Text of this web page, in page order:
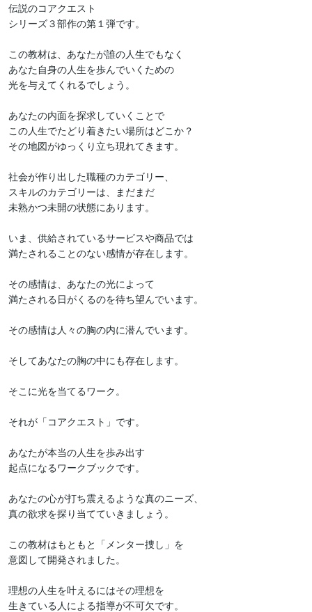
伝説のコアクエスト
シリーズ３部作の第１弾です。
この教材は、あなたが誰の人生でもなく
あなた自身の人生を歩んでいくための
光を与えてくれるでしょう。
あなたの内面を探求していくことで
この人生でたどり着きたい場所はどこか？
その地図がゆっくり立ち現れてきます。
社会が作り出した職種のカテゴリー、
スキルのカテゴリーは、まだまだ
未熟かつ未開の状態にあります。
いま、供給されているサービスや商品では
満たされることのない感情が存在します。
その感情は、あなたの光によって
満たされる日がくるのを待ち望んでいます。
その感情は人々の胸の内に潜んでいます。
そしてあなたの胸の中にも存在します。
そこに光を当てるワーク。
それが「コアクエスト」です。
あなたが本当の人生を歩み出す
起点になるワークブックです。
あなたの心が打ち震えるような真のニーズ、
真の欲求を探り当てていきましょう。
この教材はもともと「メンター捜し」を
意図して開発されました。
理想の人生を叶えるにはその理想を
生きている人による指導が不可欠です。